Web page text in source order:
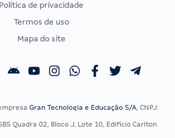
EXAME DE ORDEM
Calendário OAB
Política de privacidade
Termos de uso
Mapa do site
Gran Tecnologia e Educação S/A, CNPJ:
Quadra 02, Bloco J, Lote 10, Edifício Carlton